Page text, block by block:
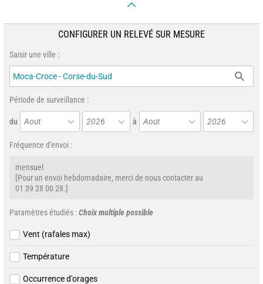
CONFIGURER UN RELEVÉ SUR MESURE
Saisir une ville :
Période de surveillance :
du Aout 2026 à Aout 2026
Fréquence d'envoi :
mensuel
[Pour un envoi hebdomadaire, merci de nous contacter au
01 39 28 00 28.]
Paramètres étudiés :Choix multiple possible
Vent (rafales max)
Température
Occurrence d'orages